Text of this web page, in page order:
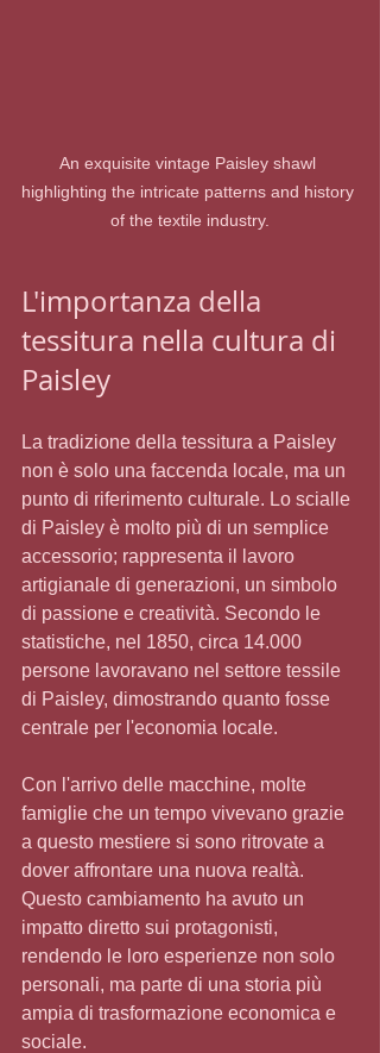
An exquisite vintage Paisley shawl
highlighting the intricate patterns and history
of the textile industry.
L'importanza della
tessitura nella cultura di
Paisley
La tradizione della tessitura a Paisley
non è solo una faccenda locale, ma un
punto di riferimento culturale. Lo scialle
di Paisley è molto più di un semplice
accessorio; rappresenta il lavoro
artigianale di generazioni, un simbolo
di passione e creatività. Secondo le
statistiche, nel 1850, circa 14.000
persone lavoravano nel settore tessile
di Paisley, dimostrando quanto fosse
centrale per l'economia locale.
Con l'arrivo delle macchine, molte
famiglie che un tempo vivevano grazie
a questo mestiere si sono ritrovate a
dover affrontare una nuova realtà.
Questo cambiamento ha avuto un
impatto diretto sui protagonisti,
rendendo le loro esperienze non solo
personali, ma parte di una storia più
ampia di trasformazione economica e
sociale.